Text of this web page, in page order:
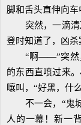
脚和舌头直伸向车
突然，一滴清
登时知道了，凶杀
“啊——”突然，
的东西直喷过来
嚷叫，“好黑，什
不一会，“鬼城
人的一幕！新一